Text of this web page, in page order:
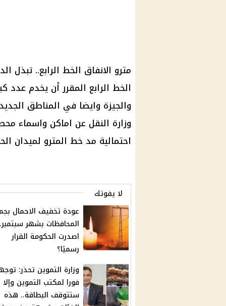
مترو الانفاق الخط الرابع..
الخط الرابع المقرر أن يخدم
والجيزة وايضا في المناطق
وزارة النقل عن اماكن واسماء
احتمالية مد خط المترو لميدان
لا يفوتك
عودة تخفيف الاحمال
المحافظات بشهر
اصدرت الحكومة القرار
رسميًا؟
وزارة التموين تحذر:
فورا لمكتب التموين وإلا
ستتوقف البطاقة.. هذه